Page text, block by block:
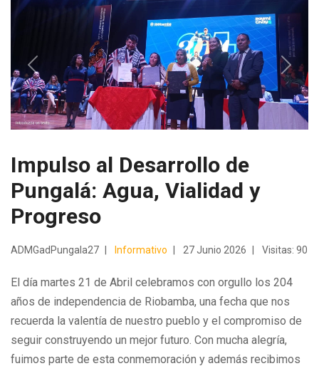
Previous Next
Impulso al Desarrollo de
Pungalá: Agua, Vialidad y
Progreso
ADMGadPungala27 Informativo 27 Junio 2026 Visitas: 90
El día martes 21 de Abril celebramos con orgullo los 204
años de independencia de Riobamba, una fecha que nos
recuerda la valentía de nuestro pueblo y el compromiso de
seguir construyendo un mejor futuro. Con mucha alegría,
fuimos parte de esta conmemoración y además recibimos